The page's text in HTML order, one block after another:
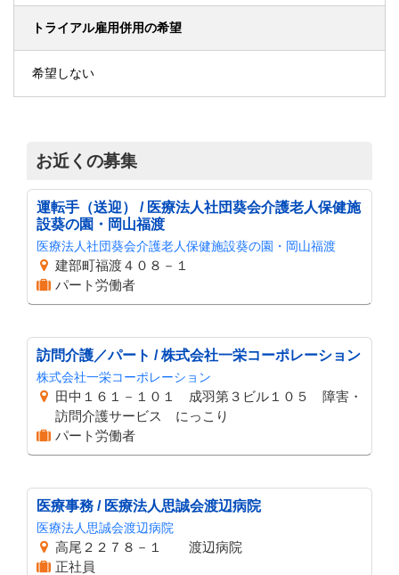
トライアル雇用併用の希望
希望しない
お近くの募集
運転手（送迎） / 医療法人社団葵会介護老人保健施
設葵の園・岡山福渡
医療法人社団葵会介護老人保健施設葵の園・岡山福渡
建部町福渡４０８－１
パート労働者
訪問介護／パート / 株式会社一栄コーポレーション
株式会社一栄コーポレーション
田中１６１－１０１ 成羽第３ビル１０５ 障害・
訪問介護サービス にっこり
パート労働者
医療事務 / 医療法人思誠会渡辺病院
医療法人思誠会渡辺病院
高尾２２７８－１ 渡辺病院
正社員